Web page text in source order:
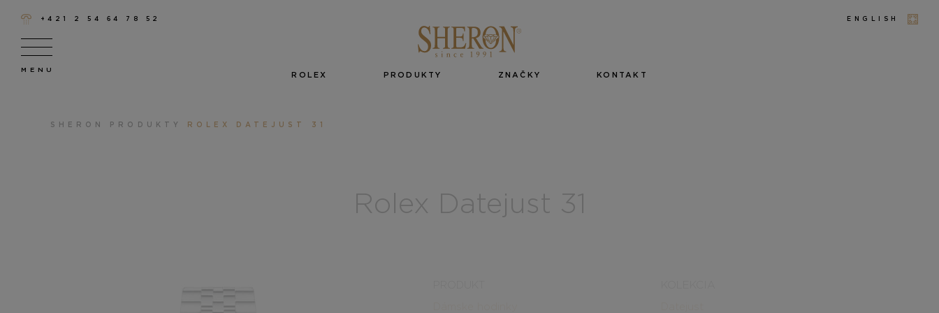
+421 2 54 64 78 52 ENGLISH
ROLEX PRODUKTY ZNAČKY KONTAKT
SHERON PRODUKTY ROLEX DATEJUST 31
Rolex Datejust 31